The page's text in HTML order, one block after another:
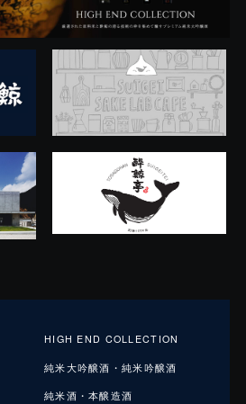
HIGH END COLLECTION
純米大吟醸酒・純米吟醸酒
純米酒・本醸造酒